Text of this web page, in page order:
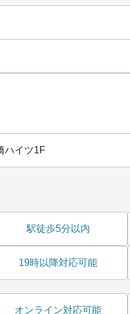
ハイツ1F
駅徒歩5分以内
19時以降対応可能
オンライン対応可能